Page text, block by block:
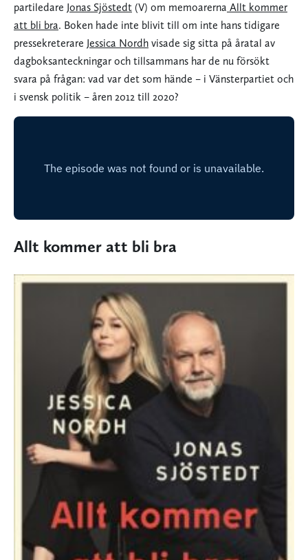
partiledare Jonas Sjöstedt (V) om memoarerna Allt kommer
att bli bra. Boken hade inte blivit till om inte hans tidigare
pressekreterare Jessica Nordh visade sig sitta på åratal av
dagboksanteckningar och tillsammans har de nu försökt
svara på frågan: vad var det som hände – i Vänsterpartiet och
i svensk politik – åren 2012 till 2020?
Allt kommer att bli bra